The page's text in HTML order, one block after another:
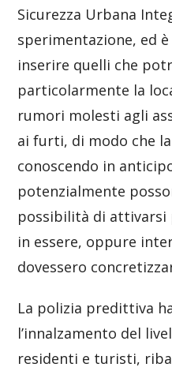
Sicurezza Urbana
sperimentazione, ed
inserire quelli che
particolarmente la
rumori molesti agli
ai furti, di modo che
conoscendo in
potenzialmente
possibilità di attivarsi
in essere, oppure
dovessero
La polizia predittiva
l’innalzamento del
residenti e turisti,